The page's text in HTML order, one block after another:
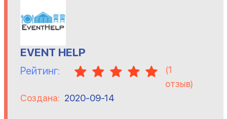
EVENT HELP
Рейтинг: (1
отзыв)
Создана: 2020-09-14